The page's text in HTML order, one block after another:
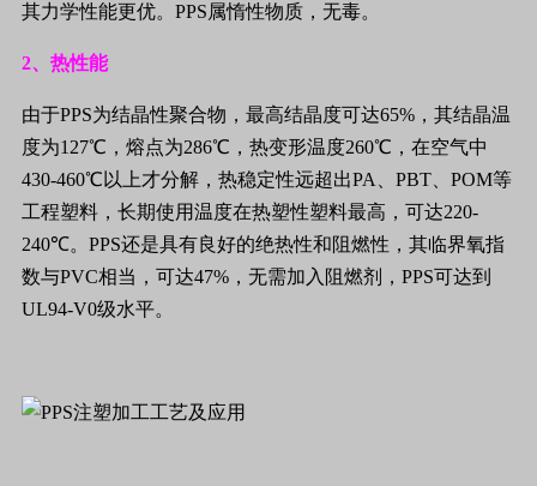
其力学性能更优。 PPS属惰性物质，无毒。
2、热性能
由于PPS为结晶性聚合物，最高结晶度可达65% ，其结晶温
度为127℃，熔点为286℃，热变形温度260℃，在空气中
430-460℃以上才分解，热稳定性远超出PA PBT POM等
工程塑料，长期使用温度在热塑性塑料最高，可达220-
240℃。 PPS还是具有良好的绝热性和阻燃性，其临界氧指
数与PVC相当，可达47% ，无需加入阻燃剂， PPS可达到
UL94-V0级水平。